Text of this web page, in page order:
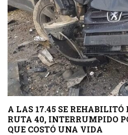
A LAS 17.45 SE REHABILITÓ
RUTA 40, INTERRUMPIDO
QUE COSTÓ UNA VIDA